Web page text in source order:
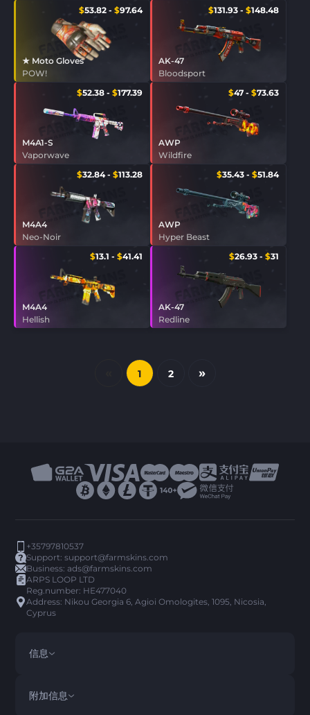
$53.82 - $97.64
★ Moto Gloves
POW!
$131.93 - $148.48
AK-47
Bloodsport
$52.38 - $177.39
M4A1-S
Vaporwave
$47 - $73.63
AWP
Wildfire
$32.84- $113.28
M4A4
Neo-Noir
$35.43 - $51.84
AWP
Hyper Beast
$13.1 - $41.41
M4A4
Hellish
$26.93 - $31
AK-47
Redline
1 2 »
+35797810537
Support:support@farmskins.com
Business:ads@farmskins.com
ARPS LOOP LTD
Reg.number: HE477040
Address: Nikou Georgia 6, Agioi Omologites, 1095, Nicosia,
Cyprus
信息
条款与条件
附加信息